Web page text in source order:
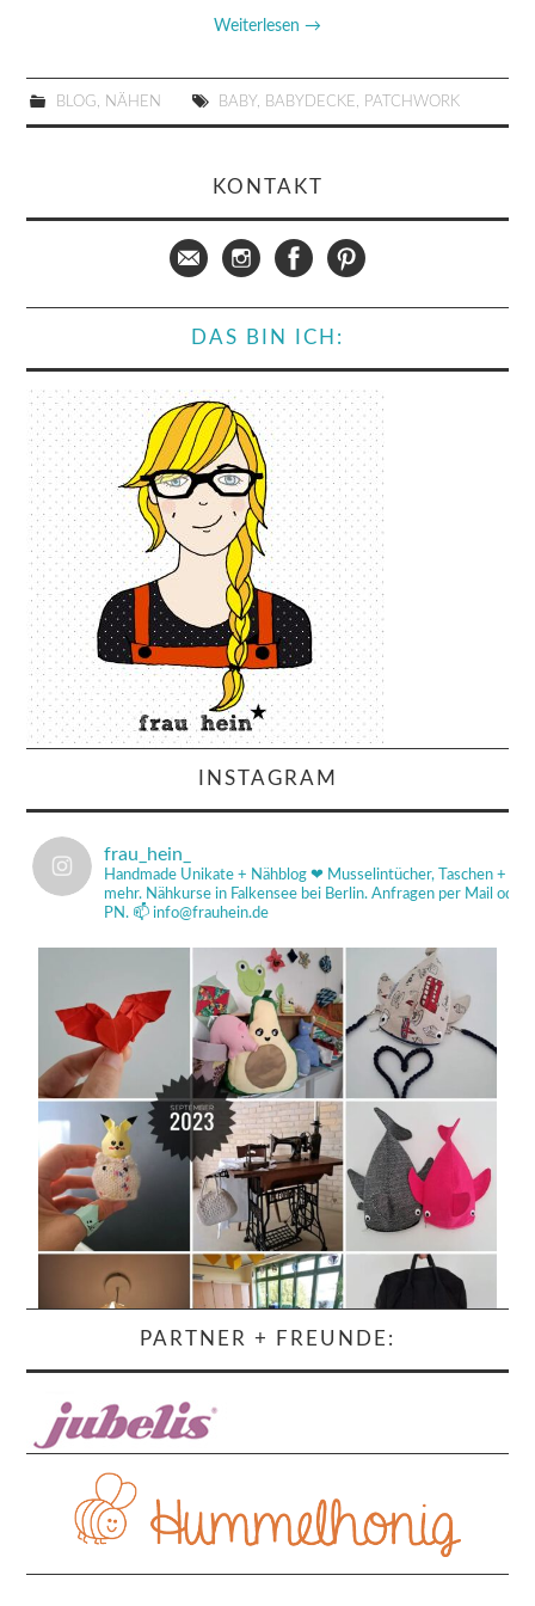
Weiterlesen →
BLOG NÄHEN BABY BABYDECKE PATCHWORK
KONTAKT
DAS BIN ICH:
INSTAGRAM
frau_hein_
Handmade Unikate + Nähblog ❤ Musselintücher, Taschen +
mehr. Nähkurse in Falkensee bei Berlin. Anfragen per Mail od
PN. 📫 info@frauhein.de
PARTNER + FREUNDE: